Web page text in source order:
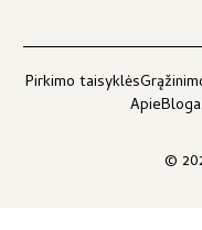
©
Pirkimo taisyklės
Apie